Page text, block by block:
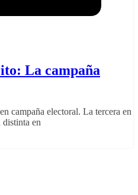
La campaña
campaña electoral. La tercera en
distinta en